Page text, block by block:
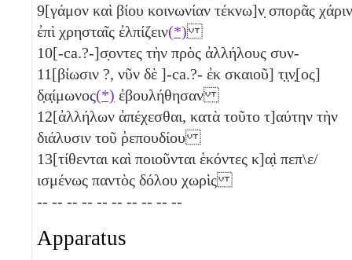
9[γάμον καὶ βίου κοινωνίαν τέκνω]ν̣ σπορᾶς χάριν
ἐπὶ χρησταῖς ἐλπίζειν(*)
10[-ca.?-]σ̣οντες τὴν πρὸς ἀλλήλους συν-
11[βίωσιν ?, νῦν δὲ ]-ca.?- ἐκ σκαιοῦ] τ̣ι̣ν̣[ος]
δ̣α̣ίμωνος(*) ἐβουλήθησαν
12[ἀλλήλων ἀπέχεσθαι, κατὰ τοῦτο τ]αύτην τὴν
διάλυσιν τοῦ ῥεπουδίου
13[τίθενται καὶ ποιοῦνται ἑκόντες κ]α̣ὶ πεπ\ε/
ισμένως παντὸς δόλου χωρὶς
-- -- -- -- -- -- -- -- -- --
Apparatus